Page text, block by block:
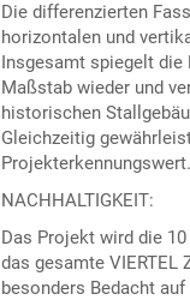
Die differenzierten
horizontalen und
Insgesamt spiegelt die
Maßstab wieder und
historischen
Gleichzeitig
Projekterkennungswert.
NACHHALTIGKEIT:
Das Projekt wird die
das gesamte VIERTEL
besonders Bedacht